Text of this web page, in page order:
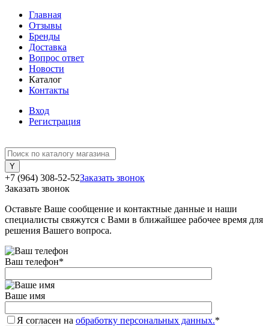
Главная
Отзывы
Бренды
Доставка
Вопрос ответ
Новости
Каталог
Контакты
Вход
Регистрация
+7 (964) 308-52-52Заказать звонок
Заказать звонок
Оставьте Ваше сообщение и контактные данные и наши
специалисты свяжутся с Вами в ближайшее рабочее время для
решения Вашего вопроса.
Ваш телефон*
Ваше имя
Я согласен на обработку персональных данных.*